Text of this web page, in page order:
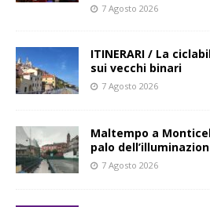
7 Agosto 2026
ITINERARI / La
sui vecchi binari
7 Agosto 2026
Maltempo a
palo
7 Agosto 2026